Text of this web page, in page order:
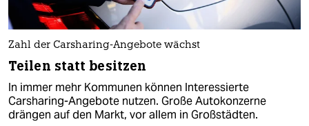
Zahl der Carsharing-Angebote wächst
Teilen statt besitzen
In immer mehr Kommunen können Interessierte
Carsharing-Angebote nutzen. Große Autokonzerne
drängen auf den Markt, vor allem in Großstädten.